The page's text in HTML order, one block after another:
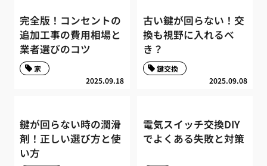
完全版！コンセントの
追加工事の費用相場と
業者選びのコツ
2025.09.18
家
古い鍵が回らない！交
換も視野に入れるべ
き？
2025.09.08
鍵交換
鍵が回らない時の潤滑
剤！正しい選び方と使
い方
電気スイッチ交換DIY
でよくある失敗と対策